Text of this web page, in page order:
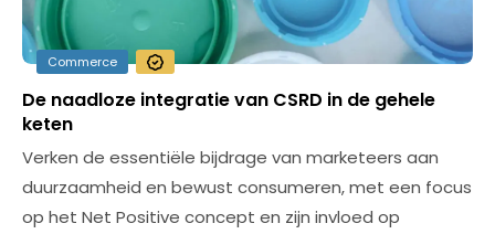
Commerce
De naadloze integratie van CSRD in de gehele
keten
Verken de essentiële bijdrage van marketeers aan
duurzaamheid en bewust consumeren, met een focus
op het Net Positive concept en zijn invloed op